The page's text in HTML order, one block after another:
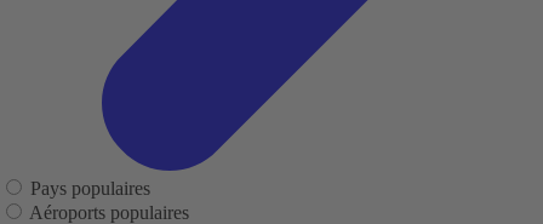
Pays populaires
Aéroports populaires